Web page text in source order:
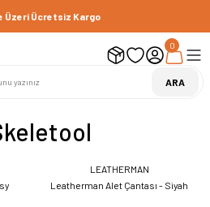
Üzeri Ücretsiz Kargo
ARA
0
LEATHERMAN
Leatherman Alet Çantası - Siyah